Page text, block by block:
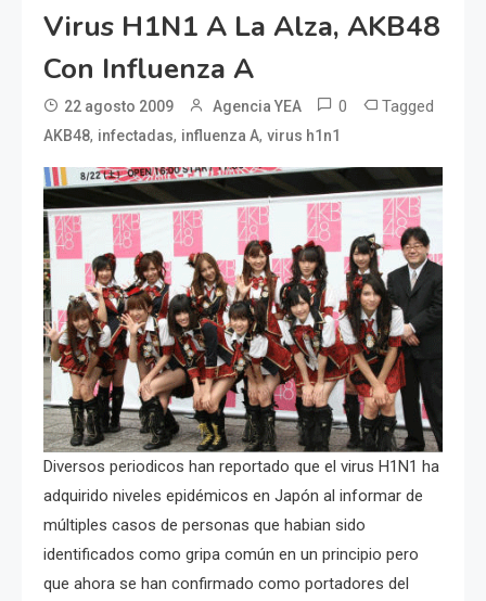
Virus H1N1 A La Alza, AKB48
Con Influenza A
22 agosto 2009 Agencia YEA 0 Tagged
AKB48, infectadas, influenza A, virus h1n1
Diversos periodicos han reportado que el virus H1N1 ha
adquirido niveles epidémicos en Japón al informar de
múltiples casos de personas que habian sido
identificados como gripa común en un principio pero
que ahora se han confirmado como portadores del